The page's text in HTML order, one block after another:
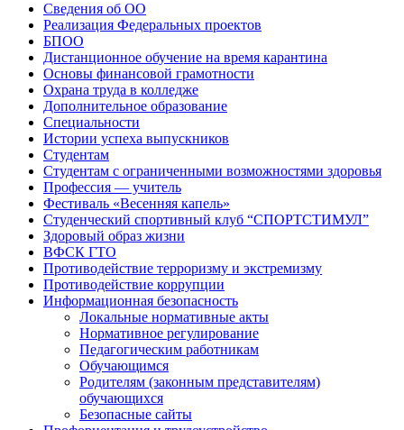
Сведения об ОО
Реализация Федеральных проектов
БПОО
Дистанционное обучение на время карантина
Основы финансовой грамотности
Охрана труда в колледже
Дополнительное образование
Специальности
Истории успеха выпускников
Студентам
Студентам с ограниченными возможностями здоровья
Профессия — учитель
Фестиваль «Весенняя капель»
Студенческий спортивный клуб “СПОРТСТИМУЛ”
Здоровый образ жизни
ВФСК ГТО
Противодействие терроризму и экстремизму
Противодействие коррупции
Информационная безопасность
Локальные нормативные акты
Нормативное регулирование
Педагогическим работникам
Обучающимся
Родителям (законным представителям)
обучающихся
Безопасные сайты